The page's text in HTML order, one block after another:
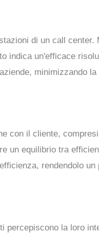
di un call center.
indica un'efficace
minimizzando
con il cliente,
un equilibrio tra
rendendolo un
la loro